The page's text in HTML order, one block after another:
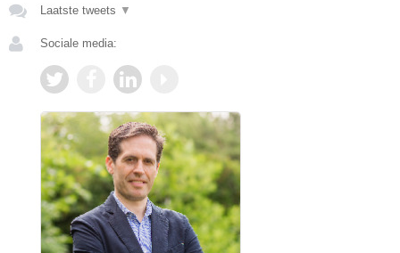
Laatste tweets ▼
Sociale media: